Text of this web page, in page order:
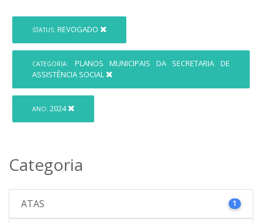
STATUS: REVOGADO
CATEGORIA:
PLANOS MUNICIPAIS DA SECRETARIA DE
ASSISTÊNCIA SOCIAL
ANO: 2024
Categoria
ATAS 1